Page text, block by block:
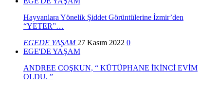
Hayvanlara Yönelik Şiddet Görüntülerine İzmir’den
“YETER”…
EGEDE YAŞAM 27 Kasım 2022 0
EGE'DE YAŞAM
ANDREE COŞKUN, “ KÜTÜPHANE İKİNCİ EVİM
OLDU. ”